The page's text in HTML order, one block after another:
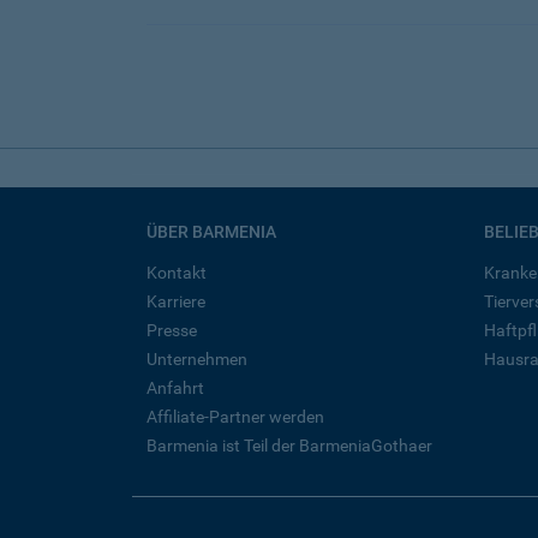
ÜBER BARMENIA
Kontakt
Karriere
Presse
Unternehmen
Anfahrt
Affiliate-Partner werden
Barmenia ist Teil der BarmeniaGothaer